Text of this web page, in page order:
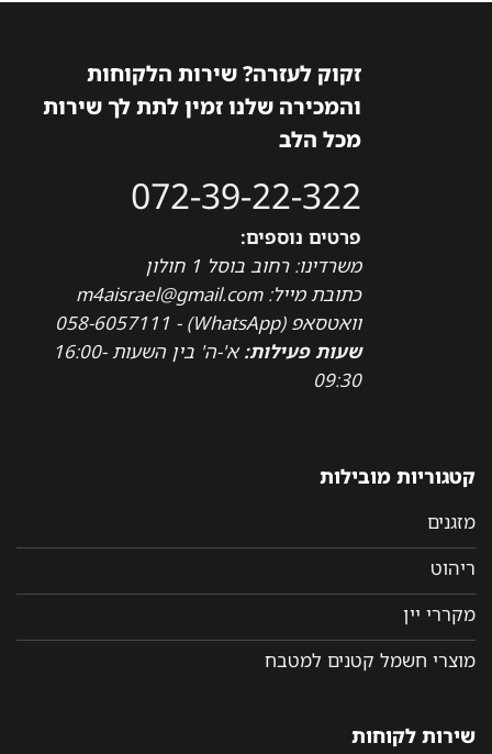
זקוק לעזרה? שירות הלקוחות
והמכירה שלנו זמין לתת לך שירות
מכל הלב
072-39-22-322
פרטים נוספים:
משרדינו: רחוב בוסל 1 חולון
כתובת מייל: m4aisrael@gmail.com
וואטסאפ (WhatsApp) - 058-6057111
שעות פעילות:
א'-ה' בין השעות 16:00-
09:30
קטגוריות מובילות
מזגנים
ריהוט
מקררי יין
מוצרי חשמל קטנים למטבח
שירות לקוחות